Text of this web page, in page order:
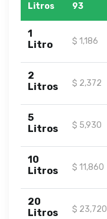
Litros
93
1
Litro
$ 1,186
2
Litros
$ 2,372
5
Litros
$ 5,930
10
Litros
$ 11,860
20
Litros
$ 23,720